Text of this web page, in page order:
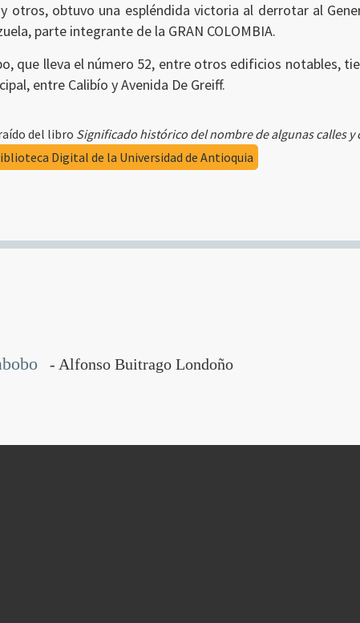
y otros, obtuvo una espléndida victoria al derrotar al
parte integrante de la GRAN COLOMBIA.
que lleva el número 52, entre otros edificios notables,
entre Calibío y Avenida De Greiff.
del libro Significado histórico del nombre de algunas calles y
Digital de la Universidad de Antioquia
- Alfonso Buitrago Londoño